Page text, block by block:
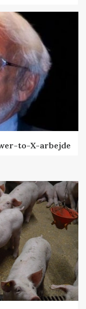
to-X-arbejde